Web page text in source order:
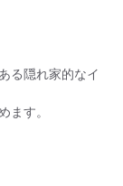
る隠れ家的なイ
ます。